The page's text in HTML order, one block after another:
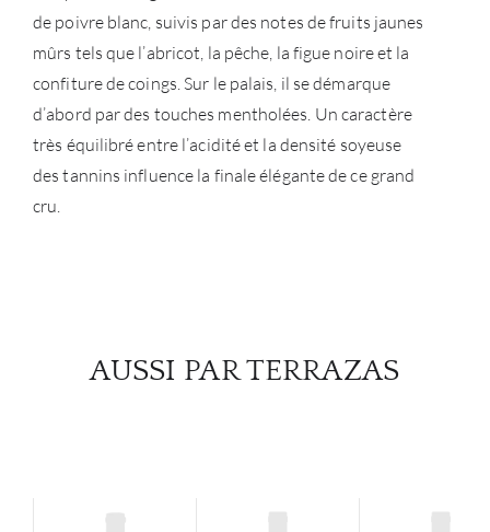
de poivre blanc, suivis par des notes de fruits jaunes
mûrs tels que l’abricot, la pêche, la figue noire et la
confiture de coings. Sur le palais, il se démarque
d’abord par des touches mentholées. Un caractère
très équilibré entre l’acidité et la densité soyeuse
des tannins influence la finale élégante de ce grand
cru.
AUSSI PAR TERRAZAS